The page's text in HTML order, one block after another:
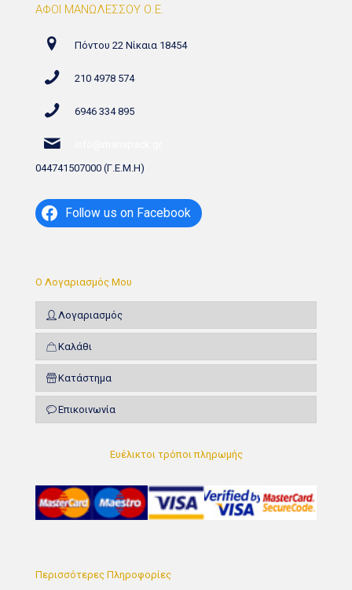
ΑΦΟΙ ΜΑΝΩΛΕΣΣΟΥ Ο.Ε.
Πόντου 22 Νίκαια 18454
210 4978 574
6946 334 895
044741507000 (Γ.Ε.Μ.Η)
Follow us on Facebook
Ο Λογαριασμός Μου
Λογαριασμός
Καλάθι
Κατάστημα
Επικοινωνία
Ευέλικτοι τρόποι πληρωμής
Περισσότερες Πληροφορίες